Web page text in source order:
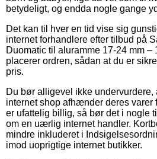
betydeligt, og endda nogle gange
Det kan til hver en tid vise sig
internet forhandlere efter tilbud på
Duomatic til aluramme 17-24 mm –
placerer ordren, sådan at du er
pris.
Du bør alligevel ikke
internet shop afhænder deres varer
er ufattelig billig, så bør det i nogle
om en uærlig internet handler.
mindre inkluderet i
imod uoprigtige internet butikker.